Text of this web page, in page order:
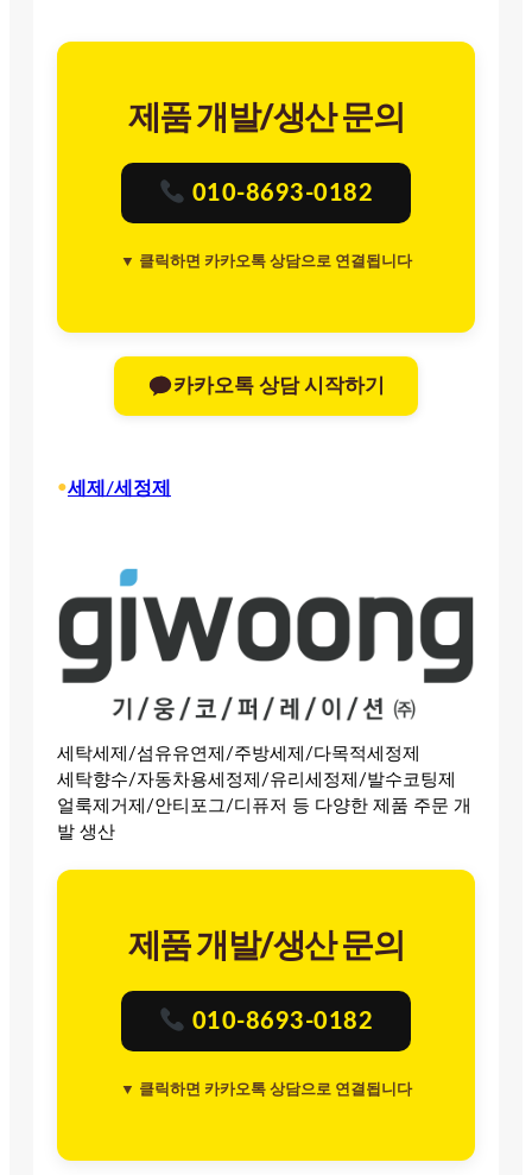
제품 개발/생산 문의
010-8693-0182
▼ 클릭하면 카카오톡 상담으로 연결됩니다
카카오톡 상담 시작하기
•세제/세정제
세탁세제/섬유유연제/주방세제/다목적세정제
세탁향수/자동차용세정제/유리세정제/발수코팅제
얼룩제거제/안티포그/디퓨저 등 다양한 제품 주문 개
발 생산
제품 개발/생산 문의
010-8693-0182
▼ 클릭하면 카카오톡 상담으로 연결됩니다